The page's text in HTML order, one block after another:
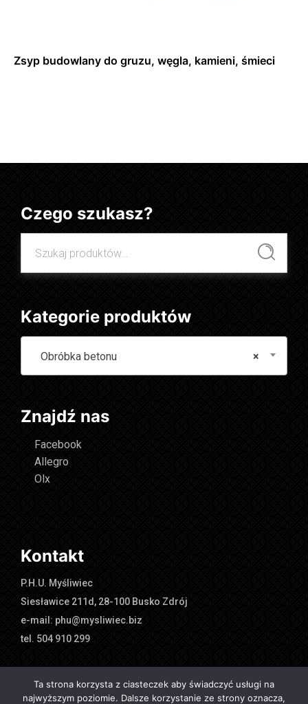
Zsyp budowlany do gruzu, węgla, kamieni, śmieci
Czego szukasz?
Szukaj:
Szukaj
Kategorie produktów
×
Obróbka betonu
Znajdź nas
Facebook
Allegro
Olx
Kontakt
P.H.U. Myśliwiec
Siesławice 211d, 28-100 Busko Zdrój
e-mail: phu@mysliwiec.biz
tel. 504 910 299
Ta strona korzysta z ciasteczek aby świadczyć usługi na
najwyższym poziomie. Dalsze korzystanie ze strony oznacza,